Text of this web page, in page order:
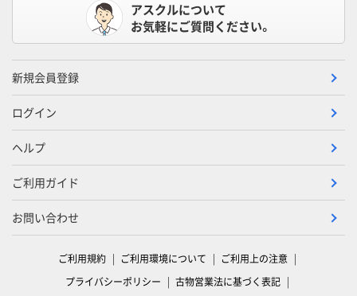
アスクルについて
お気軽にご質問ください。
新規会員登録
ログイン
ヘルプ
ご利用ガイド
お問い合わせ
ご利用規約 ご利用環境について
ご利用上の注意
プライバシーポリシー
古物営業法に基づく表記